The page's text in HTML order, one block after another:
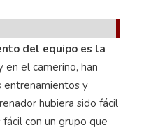
del equipo es la
en el camerino, han
entrenamientos y
hubiera sido fácil
con un grupo que